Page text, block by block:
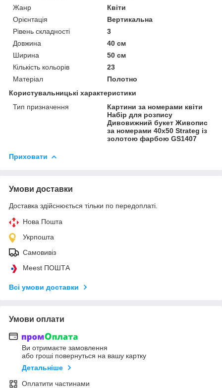
Жанр
Квіти
Орієнтація
Вертикальна
Рівень складності
3
Довжина
40 см
Ширина
50 см
Кількість кольорів
23
Матеріал
Полотно
Користувальницькі характеристики
Тип призначення
Картини за номерами квіти
Набір для розпису
Дивовижний букет Живопис
за номерами 40x50 Strateg із
золотою фарбою GS1407
Приховати
Умови доставки
Доставка здійснюється тільки по передоплаті.
Нова Пошта
Укрпошта
Самовивіз
Meest ПОШТА
Всі умови доставки
Умови оплати
Ви отримаєте замовлення
або гроші повернуться на вашу картку
Детальніше
Оплатити частинами